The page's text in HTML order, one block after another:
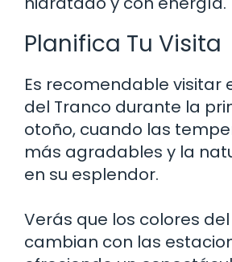
Planifica Tu Visita
Es recomendable visitar
del Tranco durante la
otoño, cuando las
más agradables y la
en su esplendor.
Verás que los colores
cambian con las